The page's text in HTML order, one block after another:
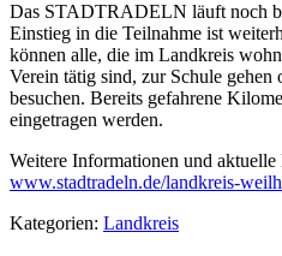
Das STADTRADELN läuft noch
Einstieg in die Teilnahme ist
können alle, die im Landkreis
Verein tätig sind, zur Schule gehen
besuchen. Bereits gefahrene
eingetragen werden.
Weitere Informationen und aktuelle
www.stadtradeln.de/landkreis-
Kategorien: Landkreis